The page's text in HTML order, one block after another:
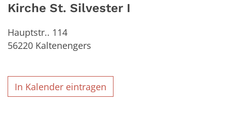
Kirche St. Silvester I
Hauptstr.. 114
56220 Kaltenengers
In Kalender eintragen